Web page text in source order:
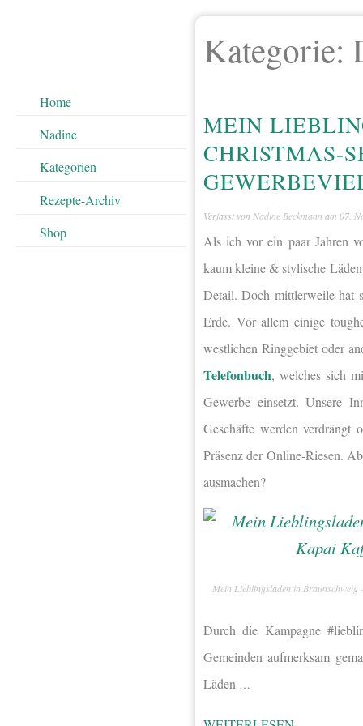
Home
Nadine
Kategorien
Rezepte-Archiv
Shop
Kategorie:
MEIN
CHRISTMAS-
Verfasst von Nadine Beckmann am 07.
Als ich vor ein paar Jahren
kaum kleine & stylische
Detail. Doch mittlerweile hat
Erde. Vor allem einige
westlichen Ringgebiet oder
Telefonbuch, welches sich
Gewerbe einsetzt. Unsere
Geschäfte werden verdrängt
Präsenz der Online-Riesen.
ausmachen?
Mein Lieblingsladen in Braunschweig
Durch die Kampagne
Gemeinden aufmerksam
Läden …